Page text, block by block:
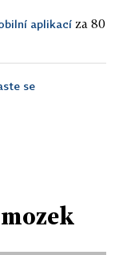
aplikací za 80
se